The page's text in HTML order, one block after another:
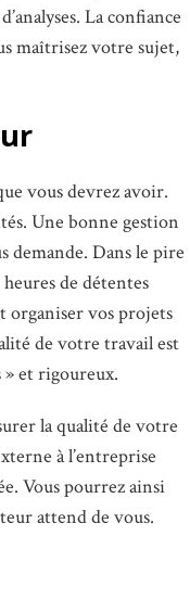
La confiance
maîtrisez votre sujet,
vous devrez avoir.
Une bonne gestion
demande. Dans le pire
de détentes
organiser vos projets
de votre travail est
et rigoureux.
la qualité de votre
à l’entreprise
Vous pourrez ainsi
attend de vous.